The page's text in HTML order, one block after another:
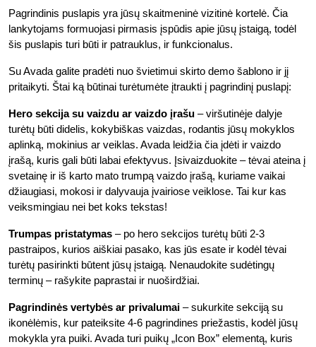
Pagrindinis puslapis yra jūsų skaitmeninė vizitinė kortelė. Čia
lankytojams formuojasi pirmasis įspūdis apie jūsų įstaigą, todėl
šis puslapis turi būti ir patrauklus, ir funkcionalus.
Su Avada galite pradėti nuo švietimui skirto demo šablono ir jį
pritaikyti. Štai ką būtinai turėtumėte įtraukti į pagrindinį puslapį:
Hero sekcija su vaizdu ar vaizdo įrašu – viršutinėje dalyje
turėtų būti didelis, kokybiškas vaizdas, rodantis jūsų mokyklos
aplinką, mokinius ar veiklas. Avada leidžia čia įdėti ir vaizdo
įrašą, kuris gali būti labai efektyvus. Įsivaizduokite – tėvai ateina į
svetainę ir iš karto mato trumpą vaizdo įrašą, kuriame vaikai
džiaugiasi, mokosi ir dalyvauja įvairiose veiklose. Tai kur kas
veiksmingiau nei bet koks tekstas!
Trumpas pristatymas – po hero sekcijos turėtų būti 2-3
pastraipos, kurios aiškiai pasako, kas jūs esate ir kodėl tėvai
turėtų pasirinkti būtent jūsų įstaigą. Nenaudokite sudėtingų
terminų – rašykite paprastai ir nuoširdžiai.
Pagrindinės vertybės ar privalumai – sukurkite sekciją su
ikonėlėmis, kur pateiksite 4-6 pagrindines priežastis, kodėl jūsų
mokykla yra puiki. Avada turi puikų „Icon Box” elementą, kuris